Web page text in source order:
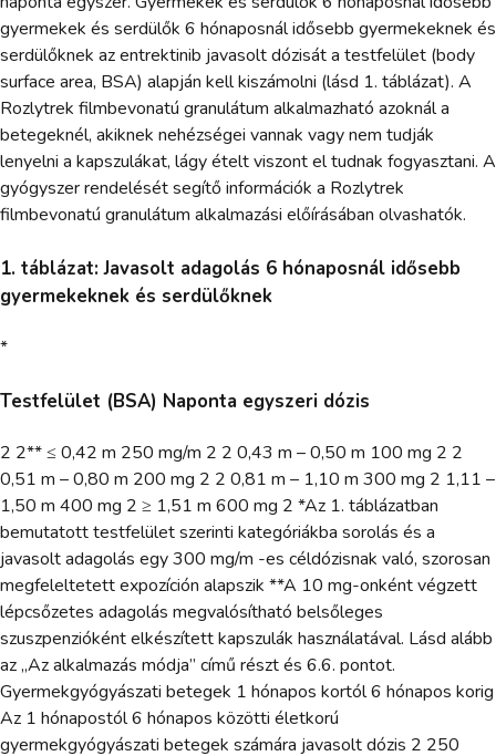
gyermekek és serdülők 6 hónaposnál idősebb gyermekeknek és
serdülőknek az entrektinib javasolt dózisát a testfelület (body
surface area, BSA) alapján kell kiszámolni (lásd 1. táblázat). A
Rozlytrek filmbevonatú granulátum alkalmazható azoknál a
betegeknél, akiknek nehézségei vannak vagy nem tudják
lenyelni a kapszulákat, lágy ételt viszont el tudnak fogyasztani. A
gyógyszer rendelését segítő információk a Rozlytrek
filmbevonatú granulátum alkalmazási előírásában olvashatók.
1. táblázat: Javasolt adagolás 6 hónaposnál idősebb
gyermekeknek és serdülőknek
*
Testfelület (BSA) Naponta egyszeri dózis
2 2** ≤ 0,42 m 250 mg/m 2 2 0,43 m – 0,50 m 100 mg 2 2
0,51 m – 0,80 m 200 mg 2 2 0,81 m – 1,10 m 300 mg 2 1,11 –
1,50 m 400 mg 2 ≥ 1,51 m 600 mg 2 *Az 1. táblázatban
bemutatott testfelület szerinti kategóriákba sorolás és a
javasolt adagolás egy 300 mg/m -es céldózisnak való, szorosan
megfeleltetett expozíción alapszik **A 10 mg-onként végzett
lépcsőzetes adagolás megvalósítható belsőleges
szuszpenzióként elkészített kapszulák használatával. Lásd alább
az „Az alkalmazás módja” című részt és 6.6. pontot.
Gyermekgyógyászati betegek 1 hónapos kortól 6 hónapos korig
Az 1 hónapostól 6 hónapos közötti életkorú
gyermekgyógyászati betegek számára javasolt dózis 2 250